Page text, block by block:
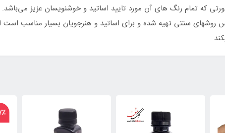
صورتی که تمام رنگ های آن مورد تایید اساتید و خوشنویسان عزیز
سنتی تهیه شده و برای اساتید و هنرجویان بسیار مناسب است